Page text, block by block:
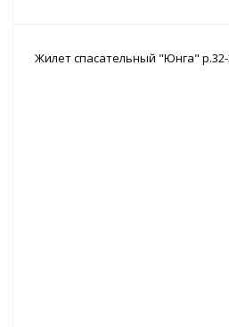
Жилет спасательный "Юнга"